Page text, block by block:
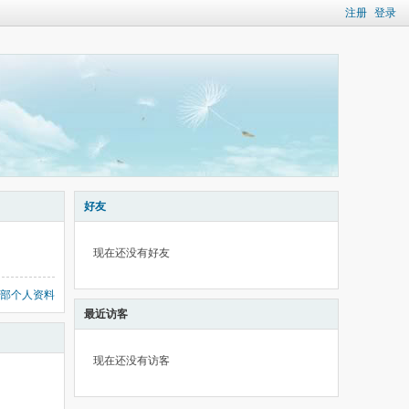
注册 登录
个人资料
好友
现在还没有好友
最近访客
现在还没有访客